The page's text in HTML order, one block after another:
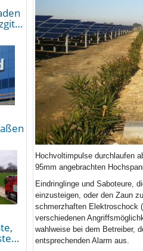
Hochvoltimpulse durchlaufen
95mm ange­brachten
Eindringlinge und Saboteure,
einzusteigen, oder den Zaun
schmerzhaften Elektroschock
verschiedenen
wahlweise bei dem Betreiber,
entsprechenden Alarm aus.